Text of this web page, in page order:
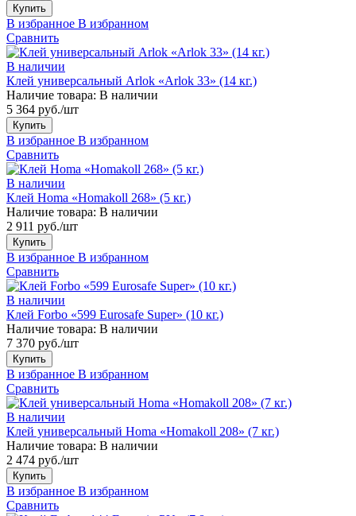
Купить
В избранное В избранном
Сравнить
В наличии
Клей универсальный Arlok «Arlok 33» (14 кг.)
Наличие товара: В наличии
5 364 руб./шт
Купить
В избранное В избранном
Сравнить
В наличии
Клей Homa «Homakoll 268» (5 кг.)
Наличие товара: В наличии
2 911 руб./шт
Купить
В избранное В избранном
Сравнить
В наличии
Клей Forbo «599 Eurosafe Super» (10 кг.)
Наличие товара: В наличии
7 370 руб./шт
Купить
В избранное В избранном
Сравнить
В наличии
Клей универсальный Homa «Homakoll 208» (7 кг.)
Наличие товара: В наличии
2 474 руб./шт
Купить
В избранное В избранном
Сравнить